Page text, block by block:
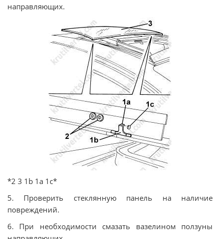
направляющих.
*2 3 1b 1a 1c*
5. Проверить стеклянную панель на наличие
повреждений.
6. При необходимости смазать вазелином ползуны